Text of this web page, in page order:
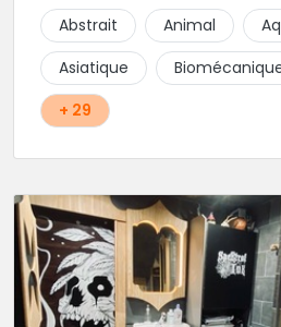
religieux ou du chicanos.
combler par sa finesse pour
mandala, l'ornemental ou la
bonheur des futurs tatoués. Il y
Fat, Tom, Sento, Lily, des
qu'à regarder les pièces
Abstrait Animal
Asiatique
+ 29